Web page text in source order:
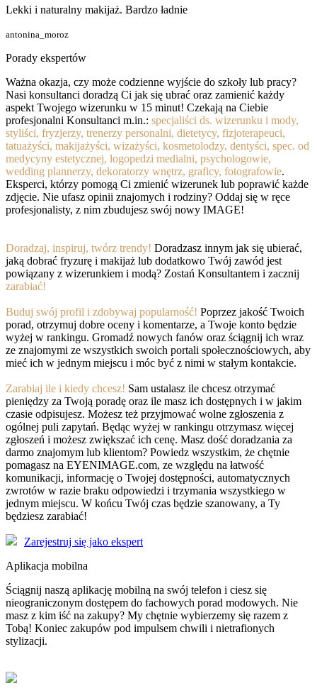
Lekki i naturalny makijaż. Bardzo ładnie
antonina_moroz
Porady ekspertów
Ważna okazja, czy może codzienne wyjście do szkoły lub pracy?
Nasi konsultanci doradzą Ci jak się ubrać oraz zamienić każdy
aspekt Twojego wizerunku w 15 minut! Czekają na Ciebie
profesjonalni Konsultanci m.in.: specjaliści ds. wizerunku i mody,
styliści, fryzjerzy, trenerzy personalni, dietetycy, fizjoterapeuci,
tatuażyści, makijażyści, wizażyści, kosmetolodzy, dentyści, spec. od
medycyny estetycznej, logopedzi medialni, psychologowie,
wedding plannerzy, dekoratorzy wnętrz, graficy, fotografowie.
Eksperci, którzy pomogą Ci zmienić wizerunek lub poprawić każde
zdjęcie. Nie ufasz opinii znajomych i rodziny? Oddaj się w ręce
profesjonalisty, z nim zbudujesz swój nowy IMAGE!
Doradzaj, inspiruj, twórz trendy! Doradzasz innym jak się ubierać,
jaką dobrać fryzurę i makijaż lub dodatkowo Twój zawód jest
powiązany z wizerunkiem i modą? Zostań Konsultantem i zacznij
zarabiać!
Buduj swój profil i zdobywaj popularność! Poprzez jakość Twoich
porad, otrzymuj dobre oceny i komentarze, a Twoje konto będzie
wyżej w rankingu. Gromadź nowych fanów oraz ściągnij ich wraz
ze znajomymi ze wszystkich swoich portali społecznościowych, aby
mieć ich w jednym miejscu i móc być z nimi w stałym kontakcie.
Zarabiaj ile i kiedy chcesz! Sam ustalasz ile chcesz otrzymać
pieniędzy za Twoją poradę oraz ile masz ich dostępnych i w jakim
czasie odpisujesz. Możesz też przyjmować wolne zgłoszenia z
ogólnej puli zapytań. Będąc wyżej w rankingu otrzymasz więcej
zgłoszeń i możesz zwiększać ich cenę. Masz dość doradzania za
darmo znajomym lub klientom? Powiedz wszystkim, że chętnie
pomagasz na EYENIMAGE.com, ze względu na łatwość
komunikacji, informację o Twojej dostępności, automatycznych
zwrotów w razie braku odpowiedzi i trzymania wszystkiego w
jednym miejscu. W końcu Twój czas będzie szanowany, a Ty
będziesz zarabiać!
Zarejestruj się jako ekspert
Aplikacja mobilna
Ściągnij naszą aplikację mobilną na swój telefon i ciesz się
nieograniczonym dostępem do fachowych porad modowych. Nie
masz z kim iść na zakupy? My chętnie wybierzemy się razem z
Tobą! Koniec zakupów pod impulsem chwili i nietrafionych
stylizacji.